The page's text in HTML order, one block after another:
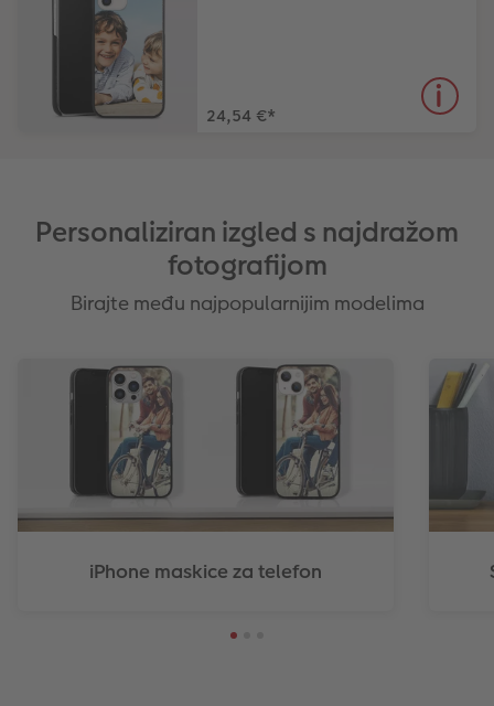
24,54 €*
Personaliziran izgled s najdražom
fotografijom
Birajte među najpopularnijim modelima
iPhone maskice za telefon